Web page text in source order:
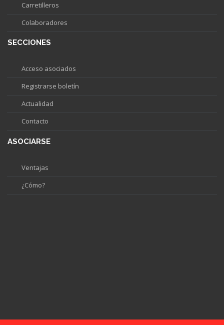
Carretilleros
Colaboradores
SECCIONES
Acceso asociados
Registrarse boletín
Actualidad
Contacto
ASOCIARSE
Ventajas
¿Cómo?